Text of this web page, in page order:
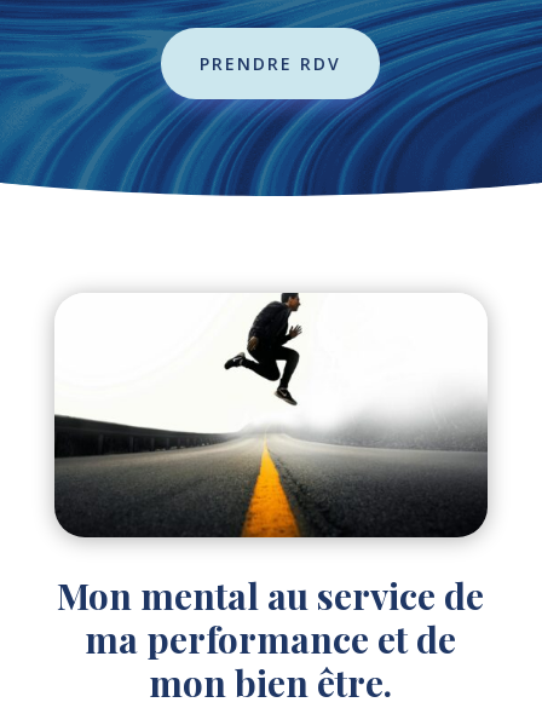
PRENDRE RDV
Mon mental au service de
ma performance et de
mon bien être.